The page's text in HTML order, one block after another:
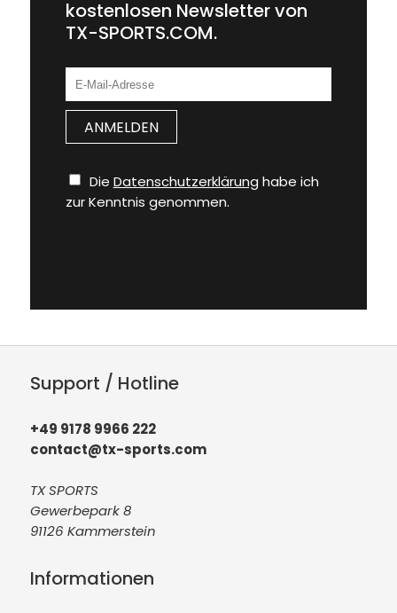
kostenlosen Newsletter von
TX-SPORTS.COM.
Die Datenschutzerklärung habe ich
zur Kenntnis genommen.
Support / Hotline
+49 9178 9966 222
contact@tx-sports.com
TX SPORTS
Gewerbepark 8
91126 Kammerstein
Informationen